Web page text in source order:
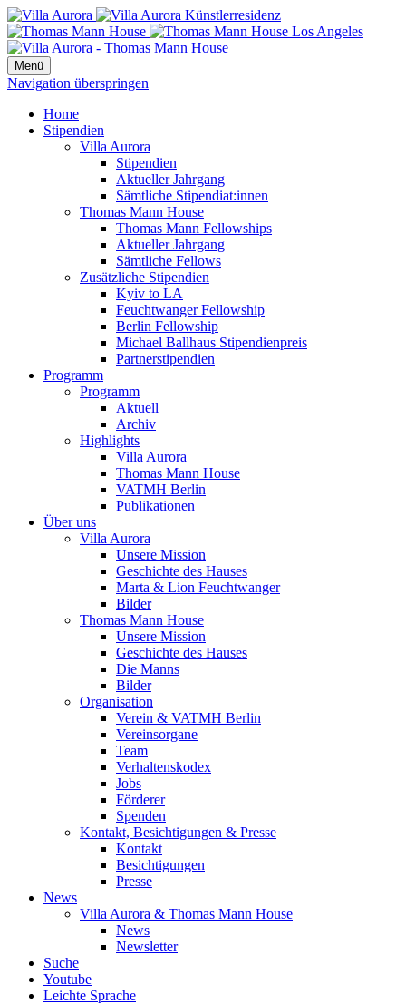
Menü
Navigation überspringen
Home
Stipendien
Villa Aurora
Stipendien
Aktueller Jahrgang
Sämtliche Stipendiat:innen
Thomas Mann House
Thomas Mann Fellowships
Aktueller Jahrgang
Sämtliche Fellows
Zusätzliche Stipendien
Kyiv to LA
Feuchtwanger Fellowship
Berlin Fellowship
Michael Ballhaus Stipendienpreis
Partnerstipendien
Programm
Programm
Aktuell
Archiv
Highlights
Villa Aurora
Thomas Mann House
VATMH Berlin
Publikationen
Über uns
Villa Aurora
Unsere Mission
Geschichte des Hauses
Marta & Lion Feuchtwanger
Bilder
Thomas Mann House
Unsere Mission
Geschichte des Hauses
Die Manns
Bilder
Organisation
Verein & VATMH Berlin
Vereinsorgane
Team
Verhaltenskodex
Jobs
Förderer
Spenden
Kontakt, Besichtigungen & Presse
Kontakt
Besichtigungen
Presse
News
Villa Aurora & Thomas Mann House
News
Newsletter
Suche
Youtube
Leichte Sprache